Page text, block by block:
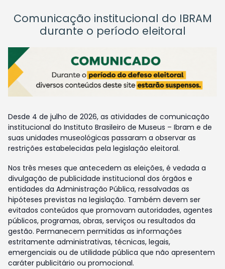
Comunicação institucional do IBRAM
durante o período eleitoral
Desde 4 de julho de 2026, as atividades de comunicação
institucional do Instituto Brasileiro de Museus – Ibram e de
suas unidades museológicas passaram a observar as
restrições estabelecidas pela legislação eleitoral.
Nos três meses que antecedem as eleições, é vedada a
divulgação de publicidade institucional dos órgãos e
entidades da Administração Pública, ressalvadas as
hipóteses previstas na legislação. Também devem ser
evitados conteúdos que promovam autoridades, agentes
públicos, programas, obras, serviços ou resultados da
gestão. Permanecem permitidas as informações
estritamente administrativas, técnicas, legais,
emergenciais ou de utilidade pública que não apresentem
caráter publicitário ou promocional.